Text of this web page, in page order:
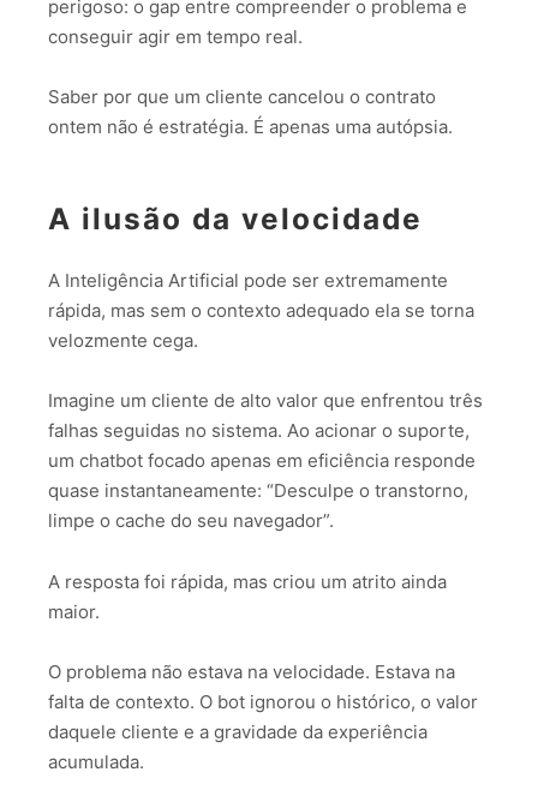
perigoso: o gap entre compreender o problema e
conseguir agir em tempo real.
Saber por que um cliente cancelou o contrato
ontem não é estratégia. É apenas uma autópsia.
A ilusão da velocidade
A Inteligência Artificial pode ser extremamente
rápida, mas sem o contexto adequado ela se torna
velozmente cega.
Imagine um cliente de alto valor que enfrentou três
falhas seguidas no sistema. Ao acionar o suporte,
um chatbot focado apenas em eficiência responde
quase instantaneamente: “Desculpe o transtorno,
limpe o cache do seu navegador”.
A resposta foi rápida, mas criou um atrito ainda
maior.
O problema não estava na velocidade. Estava na
falta de contexto. O bot ignorou o histórico, o valor
daquele cliente e a gravidade da experiência
acumulada.